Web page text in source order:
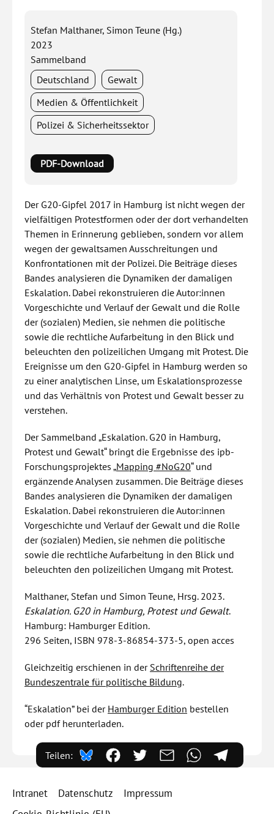
Stefan Malthaner, Simon Teune (Hg.)
2023
Sammelband
Deutschland
Gewalt
Medien & Öffentlichkeit
Polizei & Sicherheitssektor
PDF-Download
Der G20-Gipfel 2017 in Hamburg ist nicht wegen der
vielfältigen Protestformen oder der dort verhandelten
Themen in Erinnerung geblieben, sondern vor allem
wegen der gewaltsamen Ausschreitungen und
Konfrontationen mit der Polizei. Die Beiträge dieses
Bandes analysieren die Dynamiken der damaligen
Eskalation. Dabei rekonstruieren die Autor:innen
Vorgeschichte und Verlauf der Gewalt und die Rolle
der (sozialen) Medien, sie nehmen die politische
sowie die rechtliche Aufarbeitung in den Blick und
beleuchten den polizeilichen Umgang mit Protest. Die
Ereignisse um den G20-Gipfel in Hamburg werden so
zu einer analytischen Linse, um Eskalationsprozesse
und das Verhältnis von Protest und Gewalt besser zu
verstehen.
Der Sammelband „Eskalation. G20 in Hamburg,
Protest und Gewalt“ bringt die Ergebnisse des ipb-
Forschungsprojektes „Mapping #NoG20“ und
ergänzende Analysen zusammen. Die Beiträge dieses
Bandes analysieren die Dynamiken der damaligen
Eskalation. Dabei rekonstruieren die Autor:innen
Vorgeschichte und Verlauf der Gewalt und die Rolle
der (sozialen) Medien, sie nehmen die politische
sowie die rechtliche Aufarbeitung in den Blick und
beleuchten den polizeilichen Umgang mit Protest.
Malthaner, Stefan und Simon Teune, Hrsg. 2023.
Eskalation. G20 in Hamburg, Protest und Gewalt.
Hamburg: Hamburger Edition.
296 Seiten, ISBN 978-3-86854-373-5, open acces
Gleichzeitig erschienen in derSchriftenreihe der
Bundeszentrale für politische Bildung.
“Eskalation” bei derHamburger Edition bestellen
oder pdf herunterladen.
Teilen:
Intranet Datenschutz
Impressum